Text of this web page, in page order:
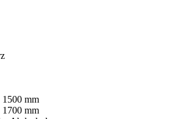
1500 mm
1700 mm